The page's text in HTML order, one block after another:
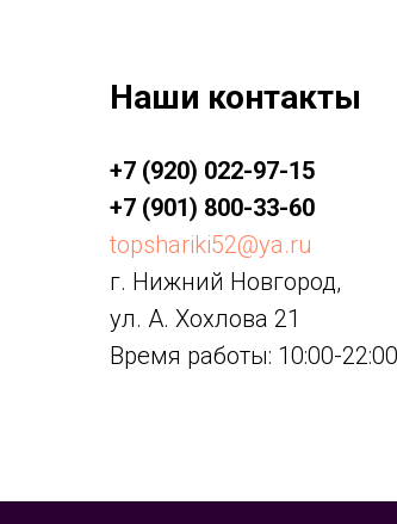
Наши контакты
+7 (920) 022-97-15
+7 (901) 800-33-60
topshariki52@ya.ru
г. Нижний Новгород,
ул. А. Хохлова 21
Время работы: 10:00-22:00